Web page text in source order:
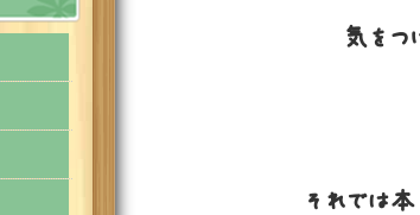
気をつ
それでは